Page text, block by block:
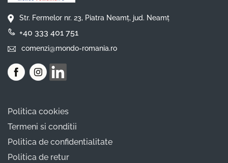
Str. Fermelor nr. 23, Piatra Neamț, jud. Neamț
+40 333 401 751
comenzi@mondo-romania.ro
Politica cookies
Termeni si conditii
Politica de confidentialitate
Politica de retur